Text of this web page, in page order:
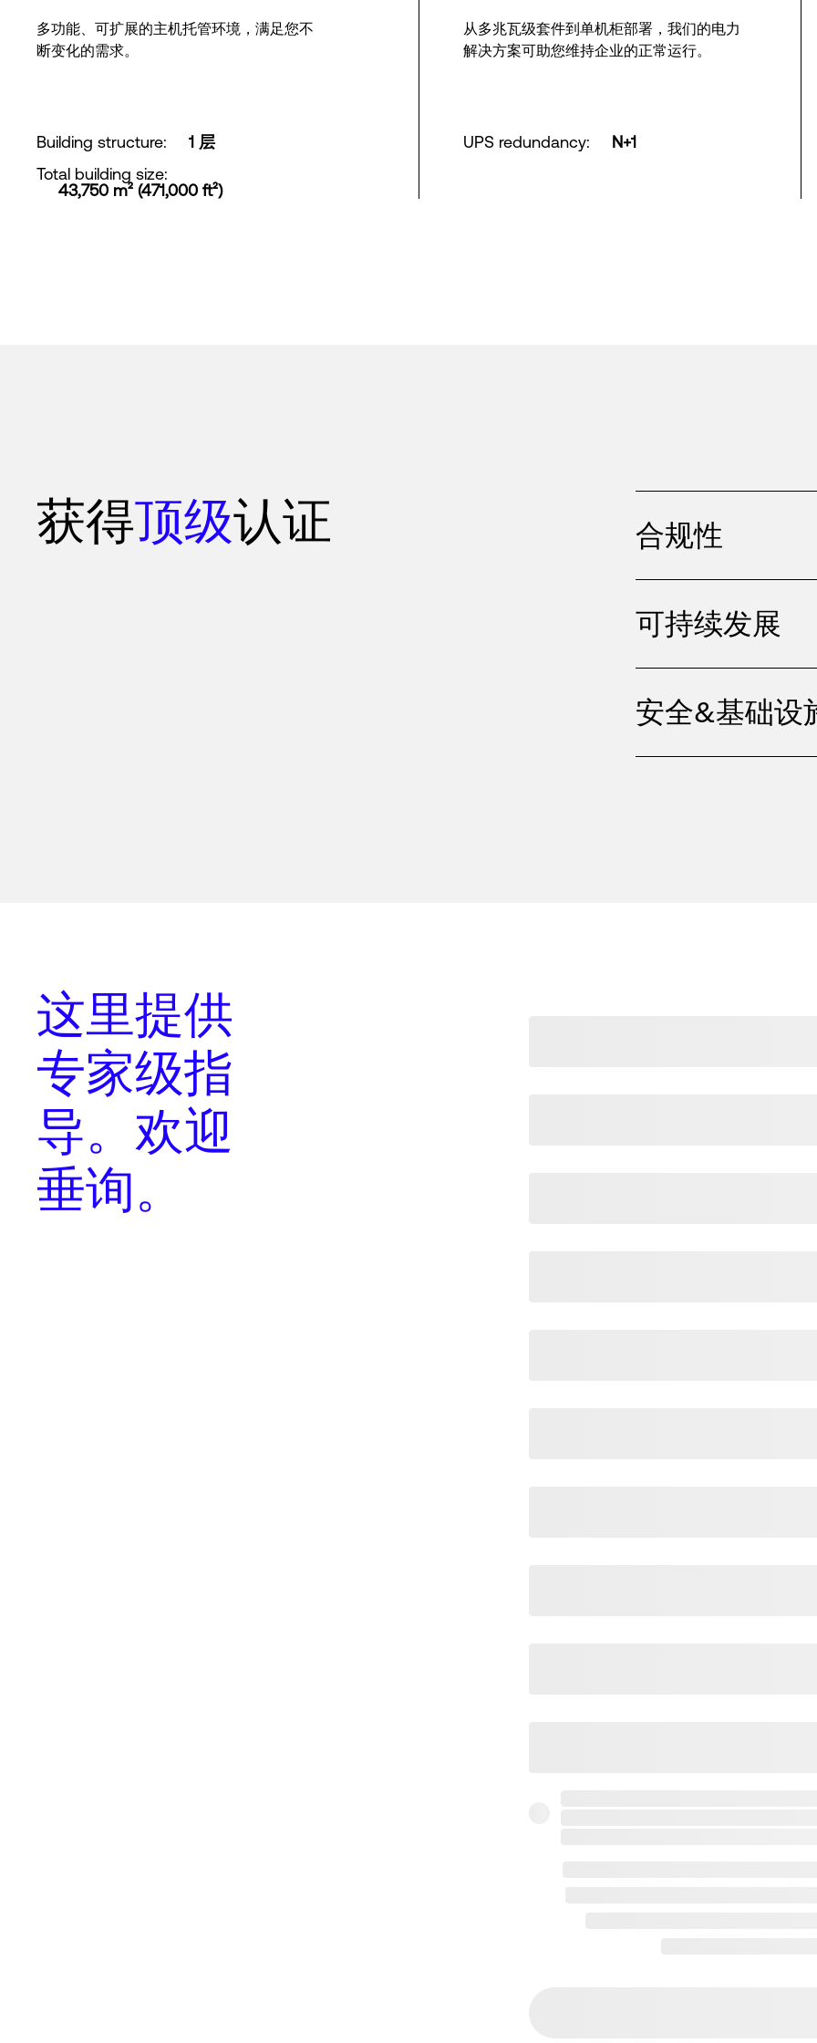
多功能、可扩展的主机托管环境，满足您不
断变化的需求。
Building structure:
1 层
Total building size:
43,750 m² (471,000 ft²)
从多兆瓦级套件到单机柜部署，我们的电力
解决方案可助您维持企业的正常运行。
UPS redundancy: N+1
获得顶级认证 合规性
可持续发展
安全&基础设
这里提供
专家级指
导。欢迎
垂询。